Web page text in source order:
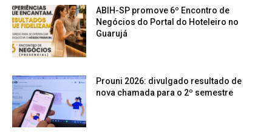
ABIH-SP promove 6º Encontro de
Negócios do Portal do Hoteleiro no
Guarujá
Prouni 2026: divulgado resultado de
nova chamada para o 2º semestre